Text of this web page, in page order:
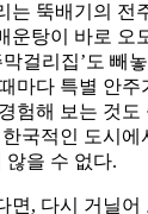
는 뚝배기의 전
운탕이 바로 오
걸리집’도 빼
마다 특별 안
험해 보는 것도
국적인 도시에
않을 수 없다.
면, 다시 거닐어